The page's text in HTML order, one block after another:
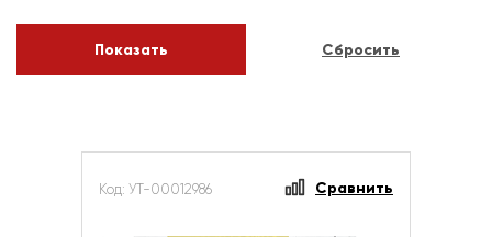
Код: УТ-00012986 Сравнить